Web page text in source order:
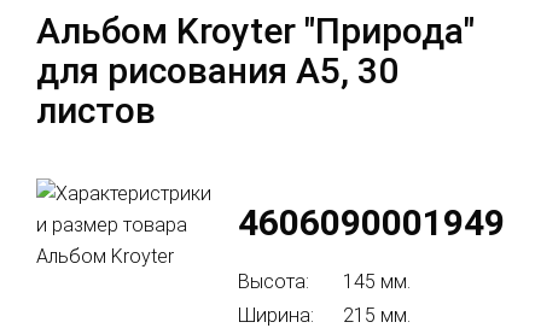
Альбом Kroyter "Природа"
для рисования А5, 30
листов
4606090001949
Высота:
145 мм.
Ширина:
215 мм.